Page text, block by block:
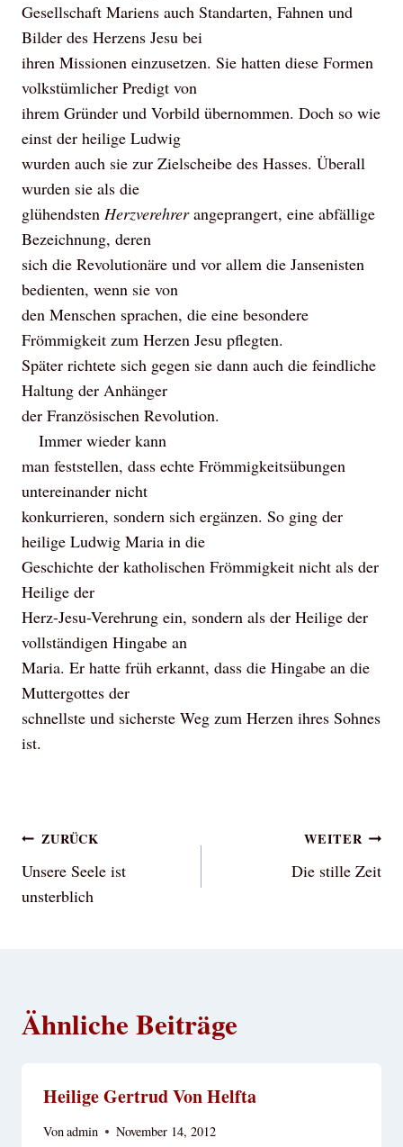
Gesellschaft Mariens auch Standarten, Fahnen und
Bilder des Herzens Jesu bei
ihren Missionen einzusetzen. Sie hatten diese Formen
volkstümlicher Predigt von
ihrem Gründer und Vorbild übernommen. Doch so wie
einst der heilige Ludwig
wurden auch sie zur Zielscheibe des Hasses. Überall
wurden sie als die
glühendsten Herzverehrerangeprangert, eine abfällige
Bezeichnung, deren
sich die Revolutionäre und vor allem die Jansenisten
bedienten, wenn sie von
den Menschen sprachen, die eine besondere
Frömmigkeit zum Herzen Jesu pflegten.
Später richtete sich gegen sie dann auch die feindliche
Haltung der Anhänger
der Französischen Revolution.
Immer wieder kann
man feststellen, dass echte Frömmigkeitsübungen
untereinander nicht
konkurrieren, sondern sich ergänzen. So ging der
heilige Ludwig Maria in die
Geschichte der katholischen Frömmigkeit nicht als der
Heilige der
Herz-Jesu-Verehrung ein, sondern als der Heilige der
vollständigen Hingabe an
Maria. Er hatte früh erkannt, dass die Hingabe an die
Muttergottes der
schnellste und sicherste Weg zum Herzen ihres Sohnes
ist.
Beitragsnavigation
ZURÜCK
Unsere Seele ist
unsterblich
WEITER
Die stille Zeit
Ähnliche Beiträge
Heilige Gertrud Von Helfta
Vonadmin November 14, 2012